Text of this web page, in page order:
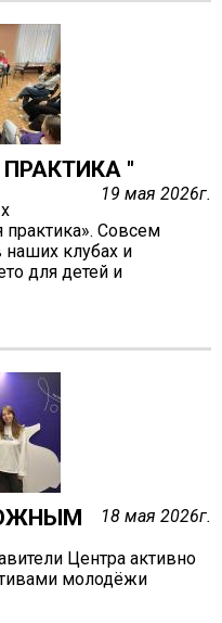
вакансии
"
19 мая 2026г.
практика». Совсем
наших клубах и
для детей и
18 мая 2026г.
Центра активно
молодёжи